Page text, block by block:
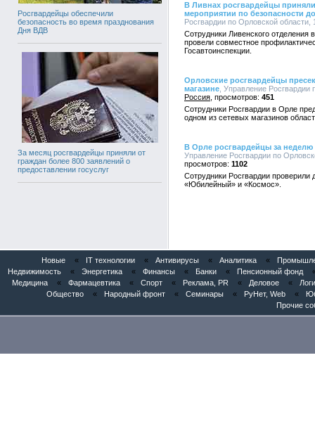
Росгвардейцы обеспечили
безопасность во время празднования
Дня ВДВ
За месяц росгвардейцы приняли от
граждан более 800 заявлений о
предоставлении госуслуг
В Ливнах росгвардейцы
мероприятии по безопасности
Росгвардии по Орловской
Сотрудники Ливенского отделения
провели совместное
Госавтоинспекции.
Орловские росгвардейцы
магазине , Управление
Россия
451
Сотрудники Росгвардии в Орле
одном из сетевых магазинов
В Орле росгвардейцы за неделю
Управление Росгвардии по
1102
Сотрудники Росгвардии проверили
«Юбилейный» и «Космос».
Новые « IT технологии « Антивирусы « Аналитика «
Недвижимость
« Энергетика « Финансы « Банки « Пенсионный фонд
Медицина
« Фармацевтика « Спорт « Реклама, PR « Деловое «
Общество
« Народный фронт « Семинары « РуНет, Web «
Прочие